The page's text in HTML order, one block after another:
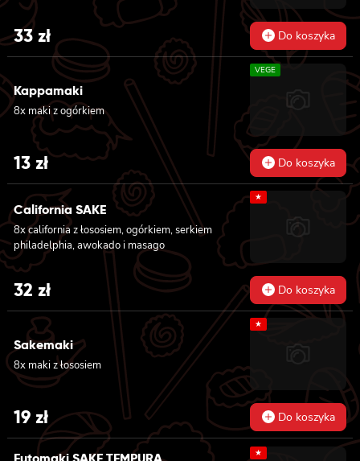
33zł Do koszyka
Kappamaki
8x maki z ogórkiem
VEGE
13 zł Do koszyka
California SAKE
8x california z łososiem, ogórkiem, serkiem
philadelphia, awokado i masago
★
32 zł Do koszyka
Sakemaki
8x maki z łososiem
★
19 zł Do koszyka
★